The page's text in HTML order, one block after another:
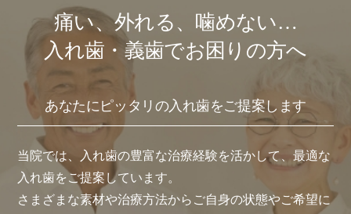
痛い、外れる、噛めない…
入れ歯・義歯でお困りの方へ
あなたにピッタリの入れ歯をご提案します
当院では、入れ歯の豊富な治療経験を活かして、最適な
入れ歯をご提案しています。
さまざまな素材や治療方法からご自身の状態やご希望に